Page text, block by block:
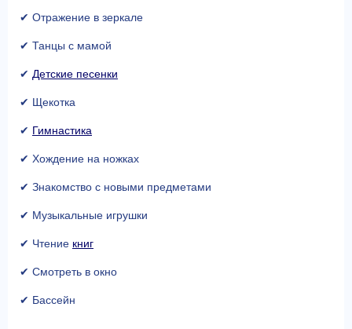
✔ Отражение в зеркале
✔ Танцы с мамой
✔ Детские песенки
✔ Щекотка
✔ Гимнастика
✔ Хождение на ножках
✔ Знакомство с новыми предметами
✔ Музыкальные игрушки
✔ Чтение книг
✔ Смотреть в окно
✔ Бассейн